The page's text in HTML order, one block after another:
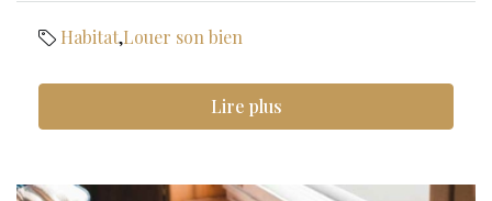
Habitat,Louer son bien
Lire plus